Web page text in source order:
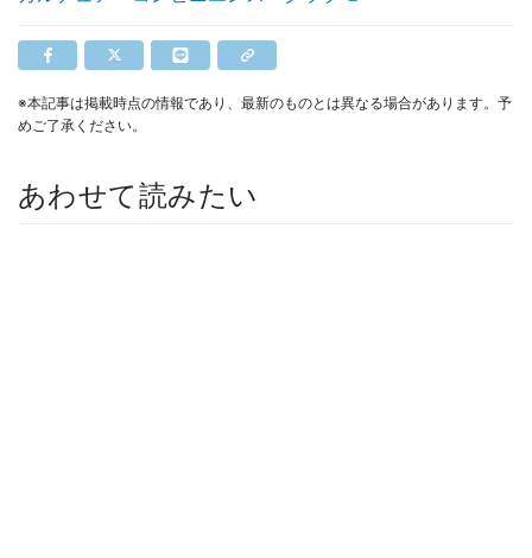
※本記事は掲載時点の情報であり、最新のものとは異なる場合があります。予
めご了承ください。
あわせて読みたい